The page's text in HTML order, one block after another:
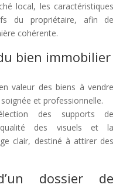
local, les caractéristiques
du propriétaire, afin de
cohérente.
bien immobilier
valeur des biens à vendre
et professionnelle.
des supports de
qualité des visuels et la
clair, destiné à attirer des
dossier de